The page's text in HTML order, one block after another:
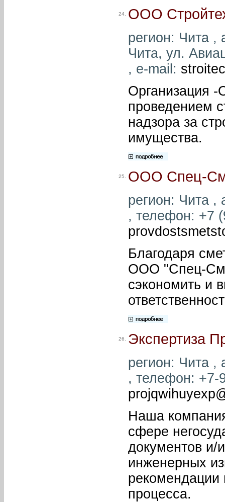
24. ООО
регион: Чита ,
Чита, ул.
, e-mail:
Организация -
проведением
надзора за
имущества.
25. ООО Спец-
регион: Чита ,
, телефон: +7
Благодаря
ООО "Спец-
сэкономить и
26. Экспертиза
регион: Чита ,
, телефон: +7-
Наша
сфере
документов и/
инженерных
рекомендации
процесса.